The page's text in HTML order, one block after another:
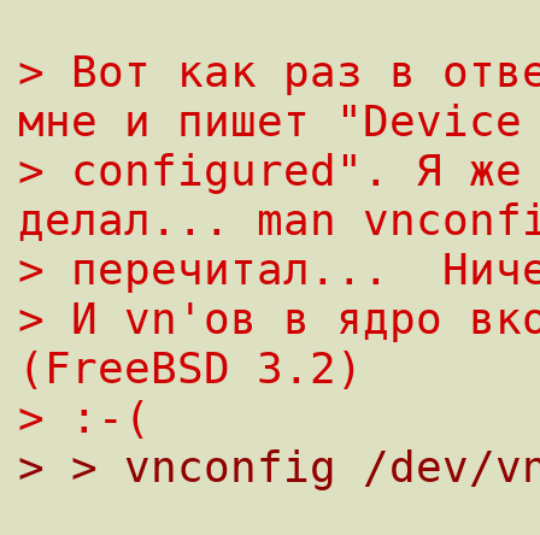
> Вот как раз в
мне и пишет
> configured". Я же
делал... man
> перечитал...
> И vn'ов в ядро
(FreeBSD 3.2)
> :-(
> > vnconfig /dev/